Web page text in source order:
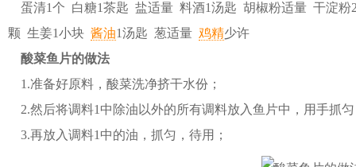
蛋清1个 白糖1茶匙 盐适量 料酒1汤匙 胡椒粉适量 干淀粉
颗 生姜1小块 酱油1汤匙 葱适量 鸡精少许
酸菜鱼片的做法
1.准备好原料，酸菜洗净挤干水份；
2.然后将调料1中除油以外的所有调料放入鱼片中，用手抓
3.再放入调料1中的油，抓匀，待用；